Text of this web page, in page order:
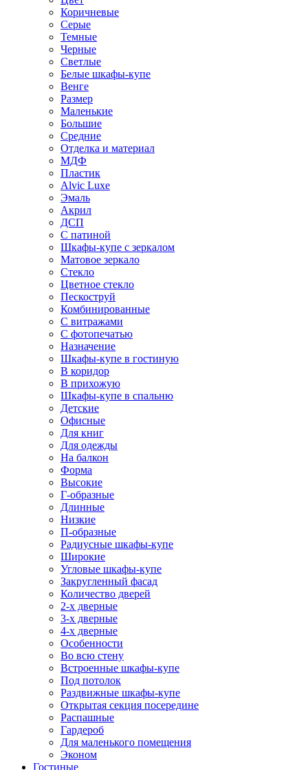
Коричневые
Серые
Темные
Черные
Светлые
Белые шкафы-купе
Венге
Размер
Маленькие
Большие
Средние
Отделка и материал
МДФ
Пластик
Alvic Luxe
Эмаль
Акрил
ДСП
С патиной
Шкафы-купе с зеркалом
Матовое зеркало
Стекло
Цветное стекло
Пескоструй
Комбинированные
С витражами
С фотопечатью
Назначение
Шкафы-купе в гостиную
В коридор
В прихожую
Шкафы-купе в спальню
Детские
Офисные
Для книг
Для одежды
На балкон
Форма
Высокие
Г-образные
Длинные
Низкие
П-образные
Радиусные шкафы-купе
Широкие
Угловые шкафы-купе
Закругленный фасад
Количество дверей
2-х дверные
3-х дверные
4-х дверные
Особенности
Во всю стену
Встроенные шкафы-купе
Под потолок
Раздвижные шкафы-купе
Открытая секция посередине
Распашные
Гардероб
Для маленького помещения
Эконом
Гостиные